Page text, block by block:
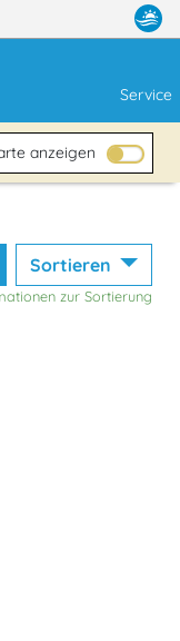
Service
anzeigen
Sortieren
zur Sortierung